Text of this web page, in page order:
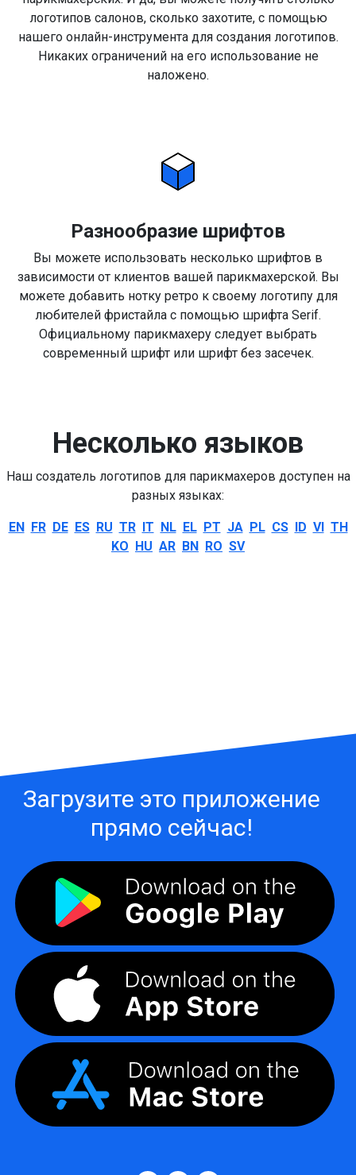
логотипов салонов, сколько захотите, с помощью
нашего онлайн-инструмента для создания логотипов.
Никаких ограничений на его использование не
наложено.
Разнообразие шрифтов
Вы можете использовать несколько шрифтов в
зависимости от клиентов вашей парикмахерской. Вы
можете добавить нотку ретро к своему логотипу для
любителей фристайла с помощью шрифта Serif.
Официальному парикмахеру следует выбрать
современный шрифт или шрифт без засечек.
Несколько языков
Наш создатель логотипов для парикмахеров доступен на
разных языках:
EN FR DE ES RU TR IT NL EL PT JA PL CS ID VI TH
KO HU AR BN RO SV
Загрузите это приложение
прямо сейчас!